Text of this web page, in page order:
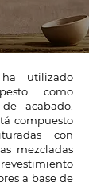
utilizado
como
acabado.
compuesto
con
mezcladas
a base de